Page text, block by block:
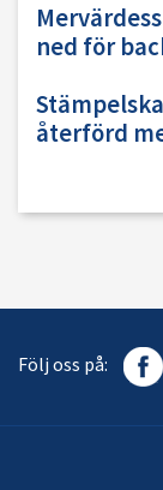
ned för
återförd
Följ oss på: